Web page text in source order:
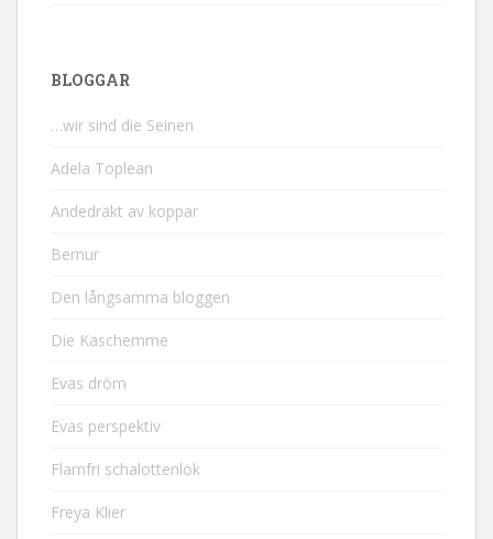
BLOGGAR
…wir sind die Seinen
Adela Toplean
Andedräkt av koppar
Bernur
Den långsamma bloggen
Die Kaschemme
Evas dröm
Evas perspektiv
Flarnfri schalottenlök
Freya Klier